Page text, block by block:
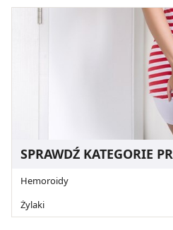
SPRAWDŹ KATEGORIE
Hemoroidy
Żylaki